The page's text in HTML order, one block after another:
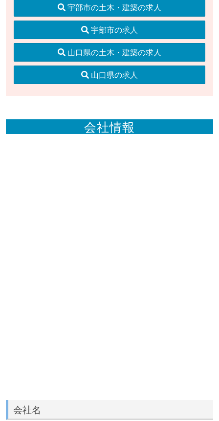
宇部市の土木・建築の求人
宇部市の求人
山口県の土木・建築の求人
山口県の求人
会社情報
会社名